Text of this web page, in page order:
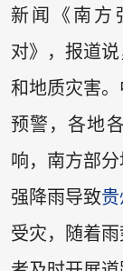
新闻《南方
对》，报道
和地质灾害
预警，各地
响，南方部
强降雨导致贵
受灾，随着